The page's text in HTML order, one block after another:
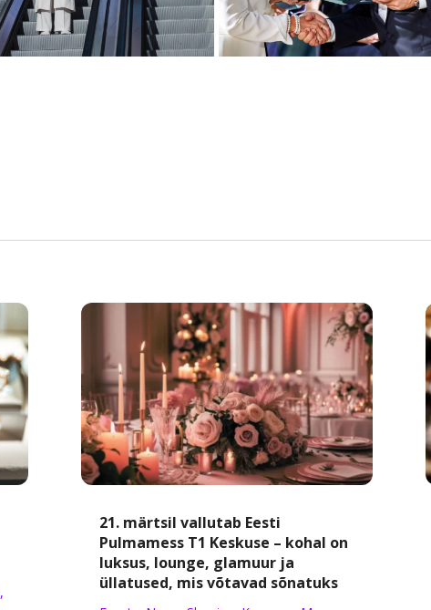
,
21. märtsil vallutab Eesti
Pulmamess T1 Keskuse – kohal on
luksus, lounge, glamuur ja
üllatused, mis võtavad sõnatuks